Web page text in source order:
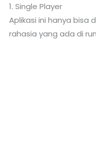
1. Single Player
Aplikasi ini hanya bisa
rahasia yang ada di